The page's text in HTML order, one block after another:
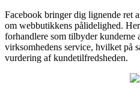
Facebook bringer dig lignende ret
om webbutikkens pålidelighed.
forhandlere som tilbyder kunderne
virksomhedens service, hvilket på
vurdering af kundetilfredsheden.